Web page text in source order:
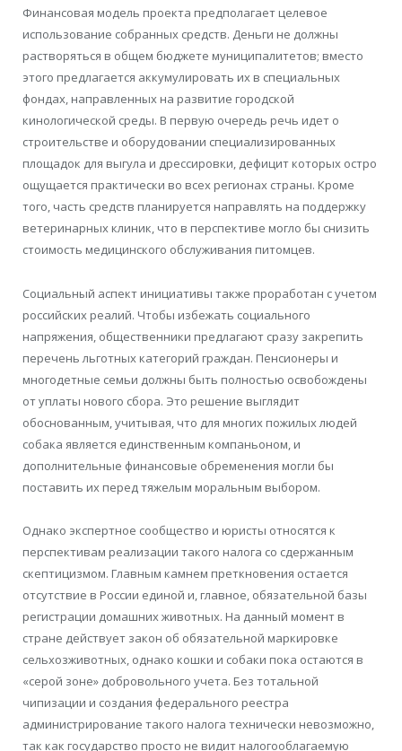
Финансовая модель проекта предполагает целевое
использование собранных средств. Деньги не должны
растворяться в общем бюджете муниципалитетов; вместо
этого предлагается аккумулировать их в специальных
фондах, направленных на развитие городской
кинологической среды. В первую очередь речь идет о
строительстве и оборудовании специализированных
площадок для выгула и дрессировки, дефицит которых остро
ощущается практически во всех регионах страны. Кроме
того, часть средств планируется направлять на поддержку
ветеринарных клиник, что в перспективе могло бы снизить
стоимость медицинского обслуживания питомцев.
Социальный аспект инициативы также проработан с учетом
российских реалий. Чтобы избежать социального
напряжения, общественники предлагают сразу закрепить
перечень льготных категорий граждан. Пенсионеры и
многодетные семьи должны быть полностью освобождены
от уплаты нового сбора. Это решение выглядит
обоснованным, учитывая, что для многих пожилых людей
собака является единственным компаньоном, и
дополнительные финансовые обременения могли бы
поставить их перед тяжелым моральным выбором.
Однако экспертное сообщество и юристы относятся к
перспективам реализации такого налога со сдержанным
скептицизмом. Главным камнем преткновения остается
отсутствие в России единой и, главное, обязательной базы
регистрации домашних животных. На данный момент в
стране действует закон об обязательной маркировке
сельхозживотных, однако кошки и собаки пока остаются в
«серой зоне» добровольного учета. Без тотальной
чипизации и создания федерального реестра
администрирование такого налога технически невозможно,
так как государство просто не видит налогооблагаемую